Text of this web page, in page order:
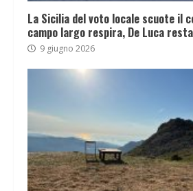
La Sicilia del voto locale scuote il
campo largo respira, De Luca
9 giugno 2026